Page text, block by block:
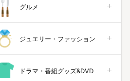
グルメ
ジュエリー・ファッション
ドラマ・番組グッズ&DVD